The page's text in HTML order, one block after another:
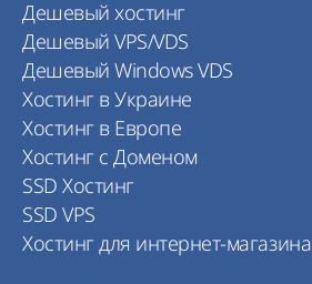
Дешевый хостинг
Дешевый VPS/VDS
Дешевый Windows VDS
Хостинг в Украине
Хостинг в Европе
Хостинг с Доменом
SSD Хостинг
SSD VPS
Хостинг для интернет-магазина